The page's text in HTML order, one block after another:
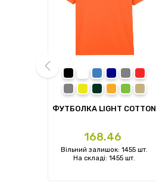
army green
ФУТБОЛКА LIGHT COTTON
Ціна
168.46
Вільний залишок: 1455 шт.
На складі: 1455 шт.